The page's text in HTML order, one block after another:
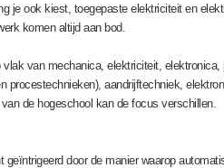
ook kiest, toegepaste elektriciteit en
komen altijd aan bod.
van mechanica, elektriciteit,
aandrijftechniek,
de hogeschool kan de focus verschillen.
door de manier waarop